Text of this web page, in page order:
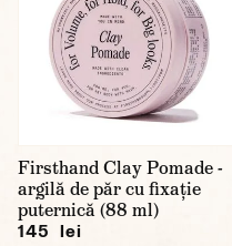
Firsthand Clay Pomade -
argilă de păr cu fixație
puternică (88 ml)
145 lei